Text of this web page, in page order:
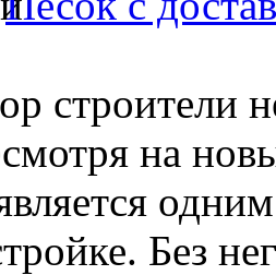
строители
на
Без